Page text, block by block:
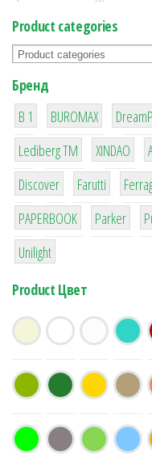
Product categories
Бренд
B 1
1
BUROMAX
1
3
Lediberg ТМ
3
XINDAO
64
Discover
299
Farutti
4
8
PAPERBOOK
6
Parker
1
Unilight
Product Цвет